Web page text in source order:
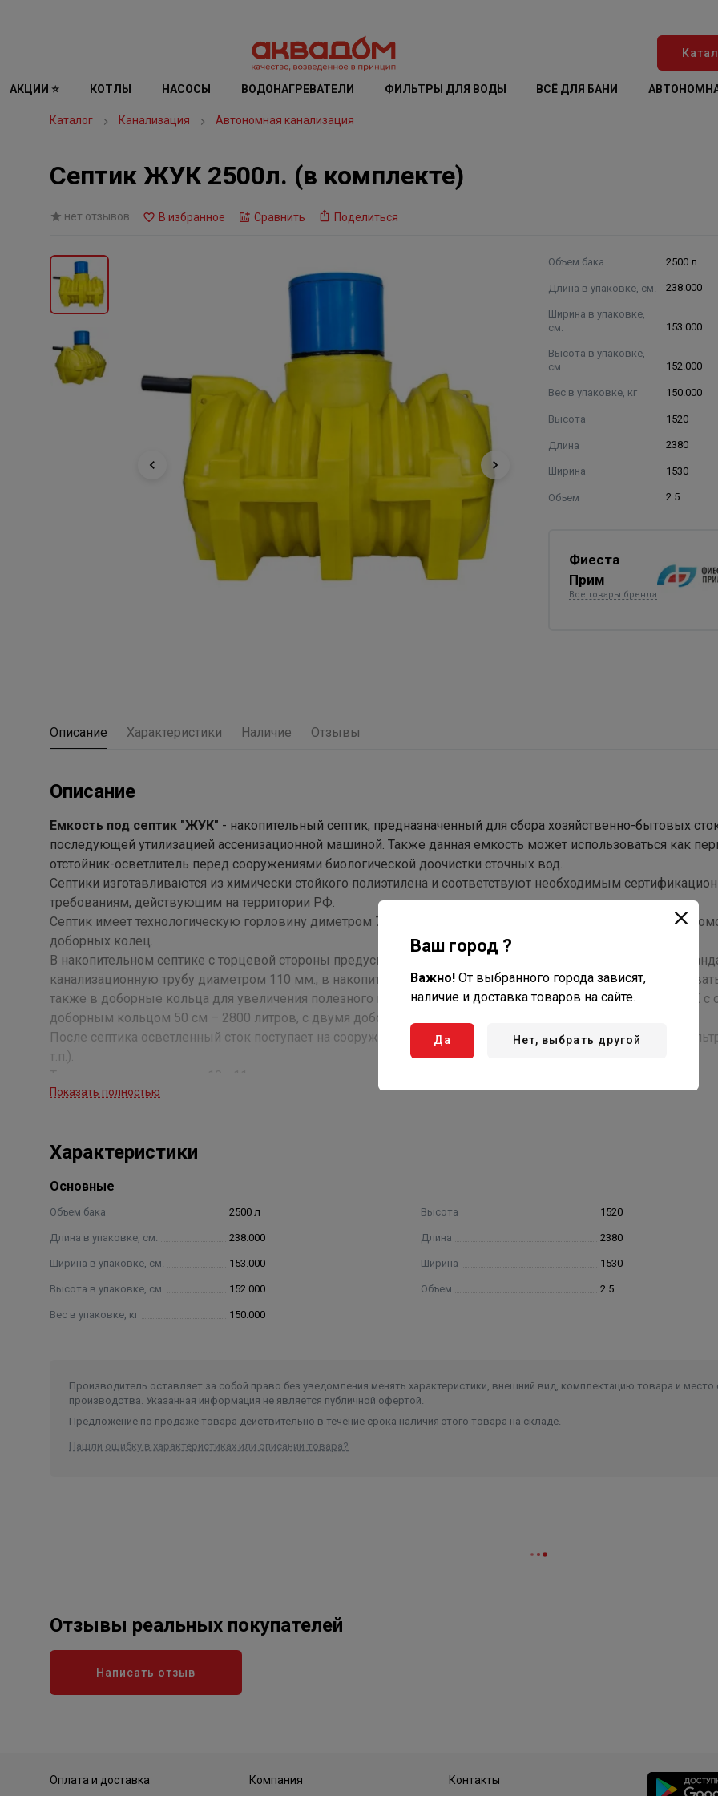
АКЦИИ ⭐ КОТЛЫ НАСОСЫ ВОДОНАГРЕВАТЕЛИ ФИЛЬТРЫ ДЛЯ ВОДЫ ВСЁ ДЛЯ БАНИ
Каталог Канализация Автономная канализация
Септик ЖУК 2500л. (в комплекте)
нет отзывов В избранное Сравнить Поделиться
Объем бака 2500 л
Длина в упаковке, см. 238.000
Ширина в упаковке,
см.
153.000
Высота в упаковке,
см.
152.000
Вес в упаковке, кг 150.000
Высота 1520
Длина 2380
Ширина 1530
Объем 2.5
Фиеста
Прим
Все товары бренда
Описание Характеристики Наличие Отзывы
Описание
Емкость под септик "ЖУК" - накопительный септик, предназначенный для сбора хозяйственно-бытовых
последующей утилизацией ассенизационной машиной. Также данная емкость может использоваться как
отстойник-осветлитель перед сооружениями биологической доочистки сточных вод.
Септики изготавливаются из химически стойкого полиэтилена и соответствуют необходимым
требованиям, действующим на территории РФ.
Септик имеет технологическую горловину диметром 700 мм, высота горловины может быть изменена с
доборных колец.
В накопительном септике с торцевой стороны предусмотрено одно входное отверстие с раструбом под
канализационную трубу диаметром 110 мм., в накопительном исполнении септика труба может
также в доборные кольца для увеличения полезного используемого объема емкости. Объем септика ЖУК с
доборным кольцом 50 см – 2800 литров, с двумя доборными кольцами 50 см – 3000 литров.
После септика осветленный сток поступает на сооружение доочистки (биореакторы, биофильтры, поля
т.п.).
Показать полностью
Характеристики
Основные
Объем бака 2500 л
Длина в упаковке, см. 238.000
Ширина в упаковке, см. 153.000
Высота в упаковке, см. 152.000
Вес в упаковке, кг 150.000
Высота 1520
Длина 2380
Ширина 1530
Объем 2.5
Производитель оставляет за собой право без уведомления менять характеристики, внешний вид, комплектацию товара и место
производства. Указанная информация не является публичной офертой.
Предложение по продаже товара действительно в течение срока наличия этого товара на складе.
Нашли ошибку в характеристиках или описании товара?
Отзывы реальных покупателей
Написать отзыв
Оплата и доставка Компания Контакты
Ваш город ?
Важно! От выбранного города зависят,
наличие и доставка товаров на сайте.
Да Нет, выбрать другой